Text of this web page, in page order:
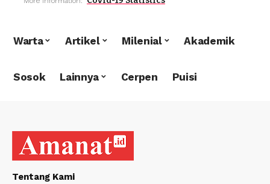
Warta Artikel Milenial Akademik
Sosok Lainnya Cerpen Puisi
Tentang Kami